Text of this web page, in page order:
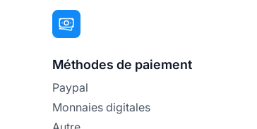
Méthodes de paiement
Paypal
Monnaies digitales